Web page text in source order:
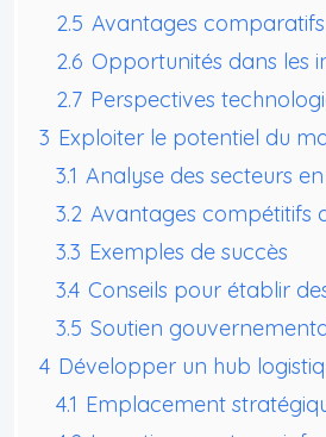
2.5 Avantages
2.6 Opportunités dans les
2.7 Perspectives
3 Exploiter le potentiel du
3.1 Analyse des secteurs
3.2 Avantages compétitifs
3.3 Exemples de succès
3.4 Conseils pour établir
3.5 Soutien
4 Développer un hub
4.1 Emplacement